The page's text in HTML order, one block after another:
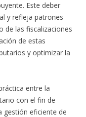
Este deber
y refleja patrones
de las fiscalizaciones
de estas
y optimizar la
entre la
con el fin de
gestión eficiente de